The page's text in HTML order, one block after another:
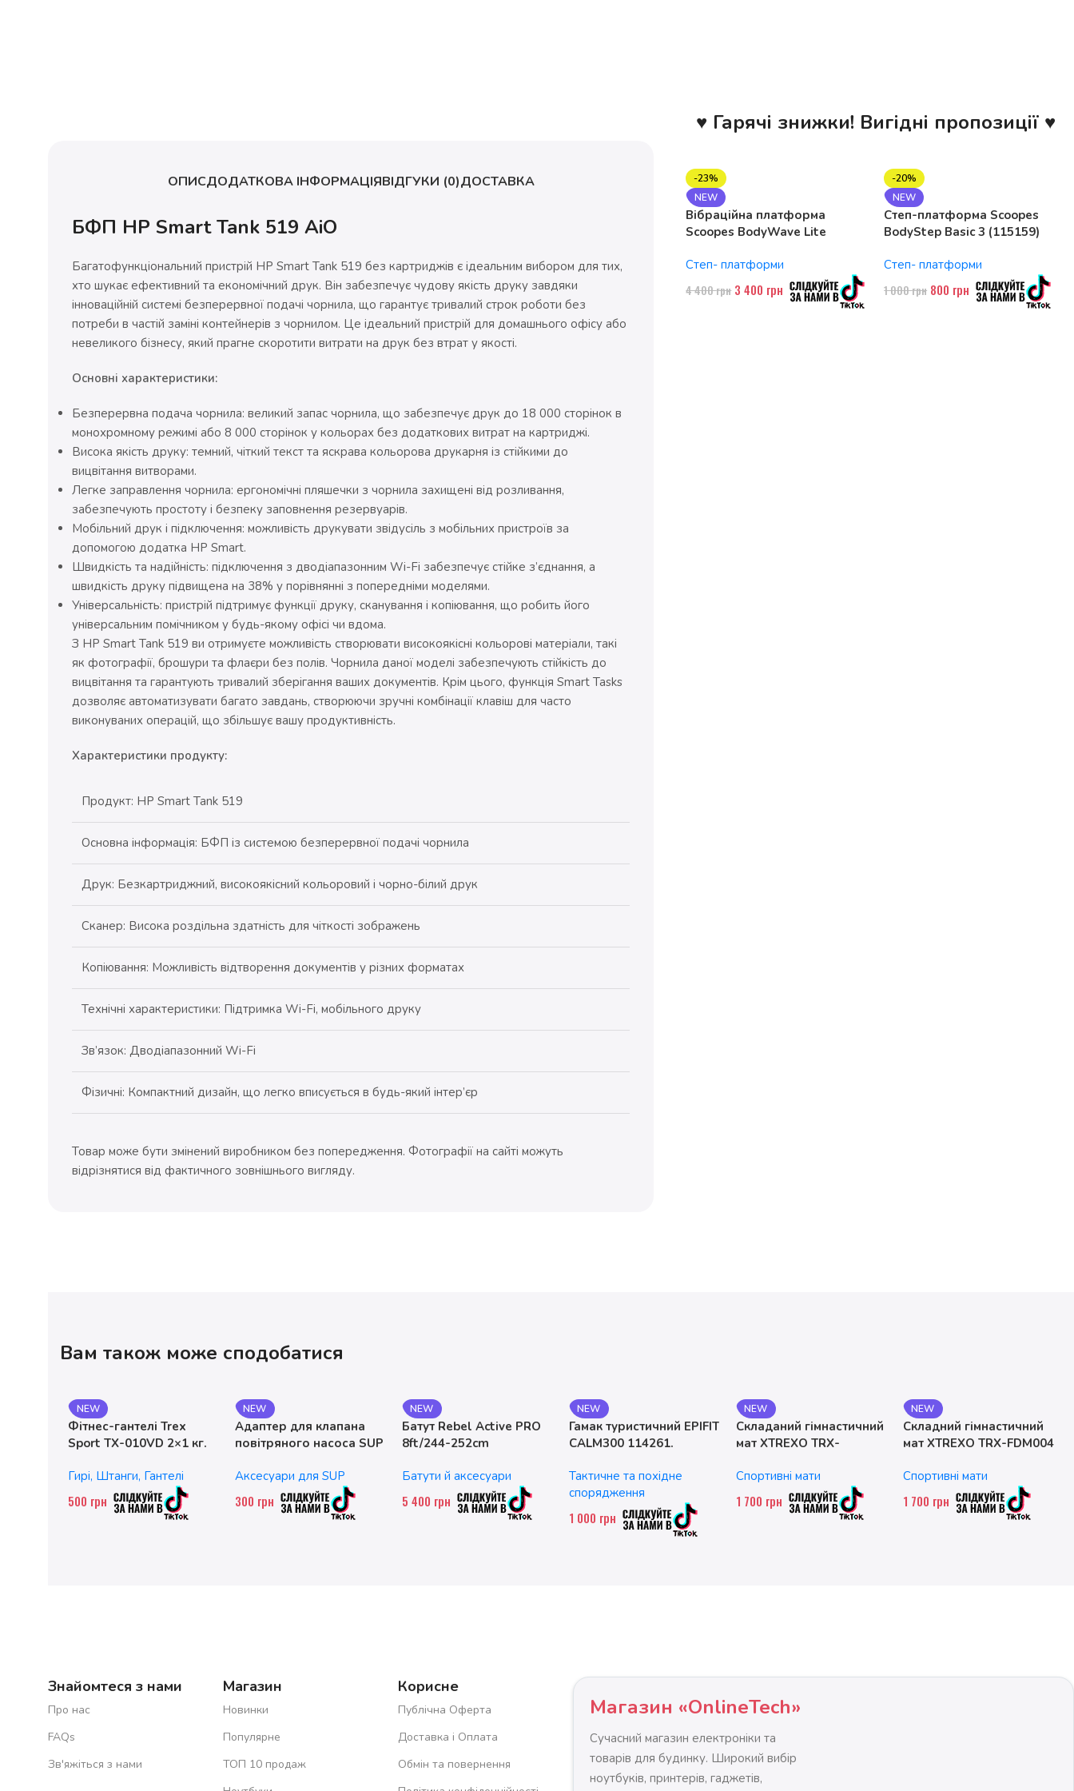
ОПИСДОДАТКОВА ІНФОРМАЦІЯВІДГУКИ (0)ДОСТАВКА
БФП HP Smart Tank 519 AiO
Багатофункціональний пристрій HP Smart Tank 519 без картриджів є ідеальним вибором для тих,
хто шукає ефективний та економічний друк. Він забезпечує чудову якість друку завдяки
інноваційній системі безперервної подачі чорнила, що гарантує тривалий строк роботи без
потреби в частій заміні контейнерів з чорнилом. Це ідеальний пристрій для домашнього офісу або
невеликого бізнесу, який прагне скоротити витрати на друк без втрат у якості.
Основні характеристики:
Безперервна подача чорнила: великий запас чорнила, що забезпечує друк до 18 000 сторінок в
монохромному режимі або 8 000 сторінок у кольорах без додаткових витрат на картриджі.
Висока якість друку: темний, чіткий текст та яскрава кольорова друкарня із стійкими до
вицвітання витворами.
Легке заправлення чорнила: ергономічні пляшечки з чорнила захищені від розливання,
забезпечують простоту і безпеку заповнення резервуарів.
Мобільний друк і підключення: можливість друкувати звідусіль з мобільних пристроїв за
допомогою додатка HP Smart.
Швидкість та надійність: підключення з дводіапазонним Wi-Fi забезпечує стійке з’єднання, а
швидкість друку підвищена на 38% у порівнянні з попередніми моделями.
Універсальність: пристрій підтримує функції друку, сканування і копіювання, що робить його
універсальним помічником у будь-якому офісі чи вдома.
З HP Smart Tank 519 ви отримуєте можливість створювати високоякісні кольорові матеріали, такі
як фотографії, брошури та флаєри без полів. Чорнила даної моделі забезпечують стійкість до
вицвітання та гарантують тривалий зберігання ваших документів. Крім цього, функція Smart Tasks
дозволяє автоматизувати багато завдань, створюючи зручні комбінації клавіш для часто
виконуваних операцій, що збільшує вашу продуктивність.
Характеристики продукту:
Продукт: HP Smart Tank 519
Основна інформація: БФП із системою безперервної подачі чорнила
Друк: Безкартриджний, високоякісний кольоровий і чорно-білий друк
Сканер: Висока роздільна здатність для чіткості зображень
Копіювання: Можливість відтворення документів у різних форматах
Технічні характеристики: Підтримка Wi-Fi, мобільного друку
Зв’язок: Дводіапазонний Wi-Fi
Фізичні: Компактний дизайн, що легко вписується в будь-який інтер’єр
Товар може бути змінений виробником без попередження. Фотографії на сайті можуть
відрізнятися від фактичного зовнішнього вигляду.
♥ Гарячі знижки! Вигідні пропозиції ♥
-23%
NEW
Вібраційна платформа
Scoopes BodyWave Lite
Степ- платформи
4 400грн 3 400 грн
-20%
NEW
Степ-платформа Scoopes
BodyStep Basic 3 (115159)
рівні
Степ- платформи
1 000грн 800 грн
Вам також може сподобатися
NEW
Фітнес-гантелі Trex
Sport TX-010VD 2×1 кг.
Гирі, Штанги, Гантелі
500 грн
NEW
Адаптер для клапана
повітряного насоса SUP
Аксесуари для SUP
300 грн
NEW
Батут Rebel Active PRO
8ft/244-252cm
Батути й аксесуари
5 400 грн
NEW
Гамак туристичний EPIFIT
CALM300 114261.
Тактичне та похідне
спорядження
1 000 грн
NEW
Складаний гімнастичний
мат XTREXO TRX-
Спортивні мати
1 700 грн
NEW
Складний гімнастичний
мат XTREXO TRX-FDM004
Спортивні мати
1 700 грн
Знайомтеся з нами
Про нас
FAQs
Зв'яжіться з нами
Магазин
Новинки
Популярне
ТОП 10 продаж
Корисне
Публічна Оферта
Доставка і Оплата
Обмін та повернення
Магазин «OnlineTech»
Сучасний магазин електроніки та
товарів для будинку. Широкий вибір
ноутбуків, принтерів, гаджетів,